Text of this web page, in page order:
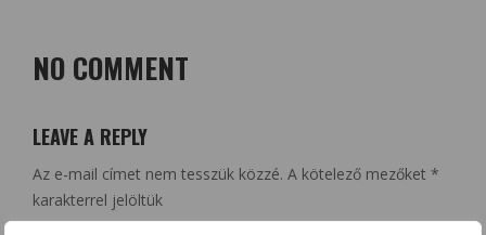
NO COMMENT
LEAVE A REPLY
Az e-mail címet nem tesszük közzé. A kötelező mezőket *
karakterrel jelöltük